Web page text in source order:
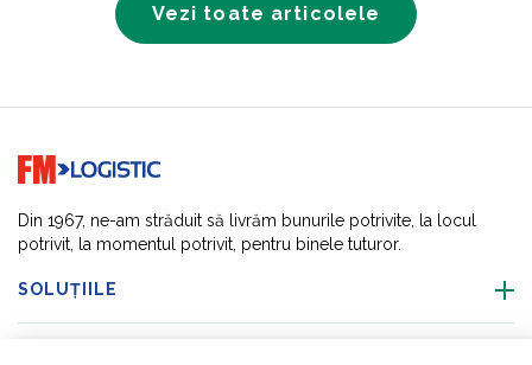
Vezi toate articolele
Go to home page
Din 1967, ne-am străduit să livrăm bunurile potrivite, la locul
potrivit, la momentul potrivit, pentru binele tuturor.
SOLUȚIILE